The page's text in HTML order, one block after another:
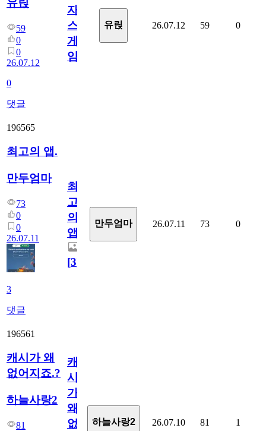
유릱
59
0
0
26.07.12
0
댓글
자
스
게
임?
유릱 26.07.12 59 0
196565
최고의 앱.
만두엄마
73
0
0
26.07.11
3
댓글
최
고
의
앱.
[3]
만두엄마 26.07.11 73 0
196561
캐시가 왜
없어지죠.?
하늘사랑2
81
캐
시
가
왜
없
하늘사랑2 26.07.10 81 1